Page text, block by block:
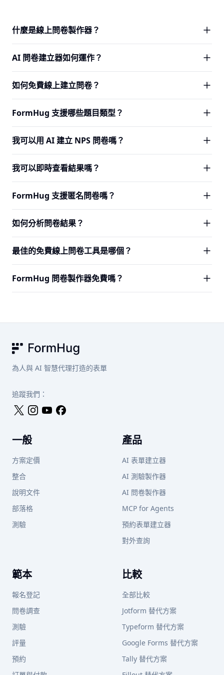
什麼是線上問卷製作器？
具 — 評分、排名、開放式文字、多選等。FormHug 是免費
的線上問卷製作器，讓你無需撰寫程式碼即可建立、發布與
分析問卷。可用於收集顧客意見回饋、衡量員工滿意度、進
行市場研究或收集活動意見。
AI 問卷建立器如何運作？
後意見回饋問卷」。FormHug 的 AI 生成完整問卷：問題順
序、適當的欄位類型、封閉式問題的答案選項，以及跳過不
相關段落的邏輯。你在發布前審閱並調整任何部分。
如何免費線上建立問卷？
建立完整問卷 — 問題、欄位類型、答案選項與邏輯。免費方
案包含 AI 生成、即時分析與匿名模式。無需信用卡。
FormHug 支援哪些題目類型？
短文字、長文字、數字、電子郵件、下拉選單、評分量表、
NPS（0–10）、李克特量表、矩陣、日期選擇器、檔案上傳
與簽名。所有欄位類型在行動裝置上均可正常運作，無需額
外設定。
我可以用 AI 建立 NPS 問卷嗎？
的 SaaS 產品 NPS 問卷」— FormHug AI 生成完整問卷，包
括 0–10 NPS 欄位、後續文字問題與說明文字。分析儀表板
在回應到來時自動計算推薦者/中立者/貶損者分布。
我可以即時查看結果嗎？
分比與摘要在新回應到來時更新。對於 NPS 問題，
FormHug 自動計算推薦者/貶損者分布。你還可以將原始資
料匯出為 CSV 或按日期範圍篩選回應。
FormHug 支援匿名問卷嗎？
識別資訊到回應。這對員工參與度問卷和離職訪談特別有
用，因為坦誠的意見回饋取決於受訪者相信自己的匿名性。
如何分析問卷結果？
會自動看到回應數量、逐題圖表、NPS 分析、評分平均值與
答案分佈。你可以按日期範圍篩選、查看個別回應，並將原
始資料匯出為 CSV 以進行更深入的分析。
最佳的免費線上問卷工具是哪個？
的團隊的最佳免費問卷製作器 — 全都在一個產品中。大多數
替代方案要麼將免費回應限制在每月 10 至 100 筆，要麼將
FormHug 問卷製作器免費嗎？
用卡。
為人與 AI 智慧代理打造的表單
追蹤我們：
一般
方案定價
整合
說明文件
部落格
測驗
產品
AI 表單建立器
AI 測驗製作器
AI 問卷製作器
MCP for Agents
預約表單建立器
對外查詢
範本
報名登記
問卷調查
測驗
評量
預約
比較
全部比較
Jotform 替代方案
Typeform 替代方案
Google Forms 替代方案
Tally 替代方案